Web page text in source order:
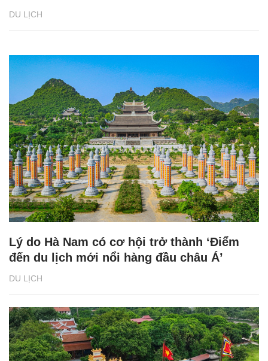
DU LỊCH
DU LỊCH
Lý do Hà Nam có cơ hội trở thành ‘Điểm
đến du lịch mới nổi hàng đầu châu Á’